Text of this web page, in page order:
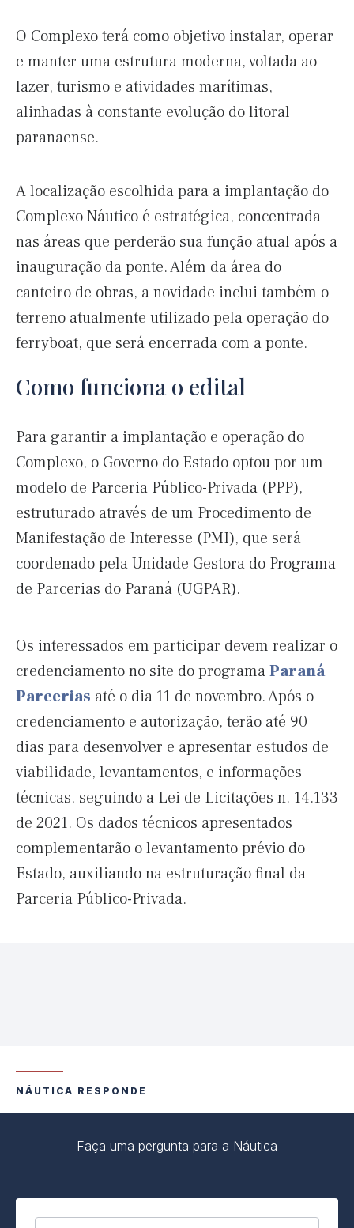
O Complexo terá como objetivo instalar, operar
e manter uma estrutura moderna, voltada ao
lazer, turismo e atividades marítimas,
alinhadas à constante evolução do litoral
paranaense.
A localização escolhida para a implantação do
Complexo Náutico é estratégica, concentrada
nas áreas que perderão sua função atual após a
inauguração da ponte. Além da área do
canteiro de obras, a novidade inclui também o
terreno atualmente utilizado pela operação do
ferryboat, que será encerrada com a ponte.
Como funciona o edital
Para garantir a implantação e operação do
Complexo, o Governo do Estado optou por um
modelo de Parceria Público-Privada (PPP),
estruturado através de um Procedimento de
Manifestação de Interesse (PMI), que será
coordenado pela Unidade Gestora do Programa
de Parcerias do Paraná (UGPAR).
Os interessados em participar devem realizar o
credenciamento no site do programaParaná
Parcerias até o dia 11 de novembro. Após o
credenciamento e autorização, terão até 90
dias para desenvolver e apresentar estudos de
viabilidade, levantamentos, e informações
técnicas, seguindo a Lei de Licitações n. 14.133
de 2021. Os dados técnicos apresentados
complementarão o levantamento prévio do
Estado, auxiliando na estruturação final da
Parceria Público-Privada.
NÁUTICA RESPONDE
Faça uma pergunta para a Náutica